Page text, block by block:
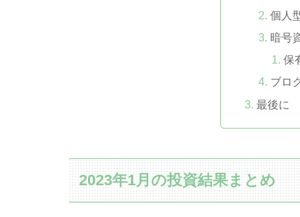
個人
暗号
保
ブロ
最後に
2023年1月の投資結果まとめ